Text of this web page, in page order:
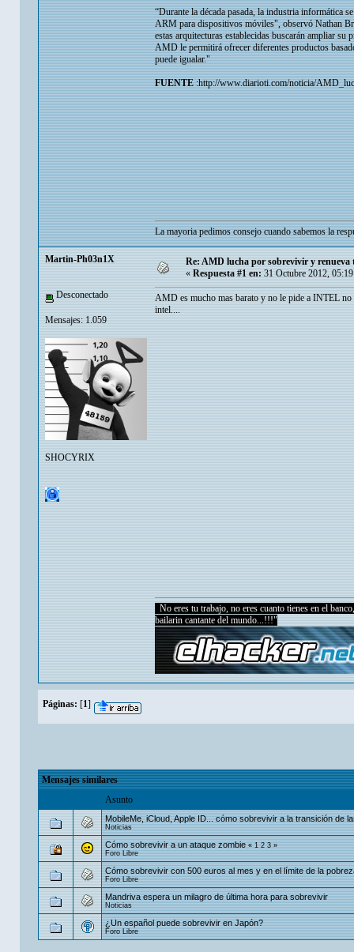
“Durante la década pasada, la industria informática
ARM para dispositivos móviles", observó Nathan
estas arquitecturas establecidas buscarán ampliar su
AMD le permitirá ofrecer diferentes productos
puede igualar."
FUENTE:http://www.diarioti.com/noticia/
La mayoria pedimos consejo cuando sabemos la
Martin-Ph03n1X
Desconectado
Mensajes: 1.059
SHOCYRIX
Re: AMD lucha por sobrevivir y renueva
« Respuesta #1 en: 31 Octubre 2012,
AMD es mucho mas barato y no le pide a INTEL no
intel....
No eres tu trabajo, no eres cuanto tienes en el
bailarin cantante del mundo...!!!"
Páginas: [1]
Mensajes similares
Asunto
MobileMe, iCloud, Apple ID... cómo sobrevivir a la transición de
Noticias
Cómo sobrevivir a un ataque zombie «1 2 3»
Foro Libre
Cómo sobrevivir con 500 euros al mes y en el límite de la
Foro Libre
Mandriva espera un milagro de última hora para sobrevivir
Noticias
¿Un español puede sobrevivir en Japón?
Foro Libre